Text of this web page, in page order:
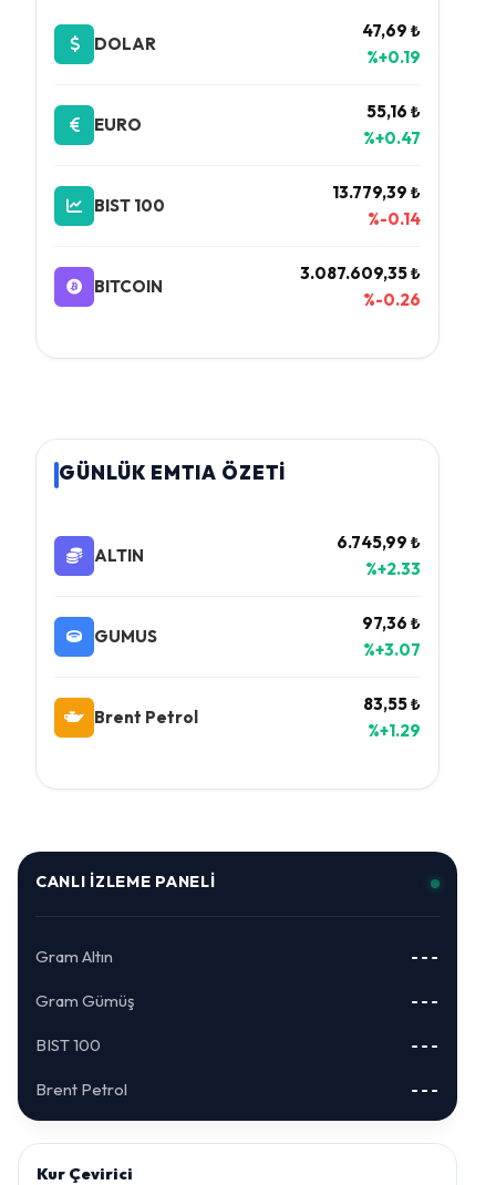
DOLAR
47,69 ₺
%+0.19
EURO
55,16 ₺
%+0.47
BIST 100
13.779,39 ₺
%-0.14
BITCOIN
3.087.609,35 ₺
%-0.26
GÜNLÜK EMTIA ÖZETİ
ALTIN
6.745,99 ₺
%+2.33
GUMUS
97,36 ₺
%+3.07
Brent Petrol
83,55 ₺
%+1.29
CANLI İZLEME PANELI
Gram Altın ---
Gram Gümüş ---
BIST 100 ---
Brent Petrol ---
Kur Çevirici